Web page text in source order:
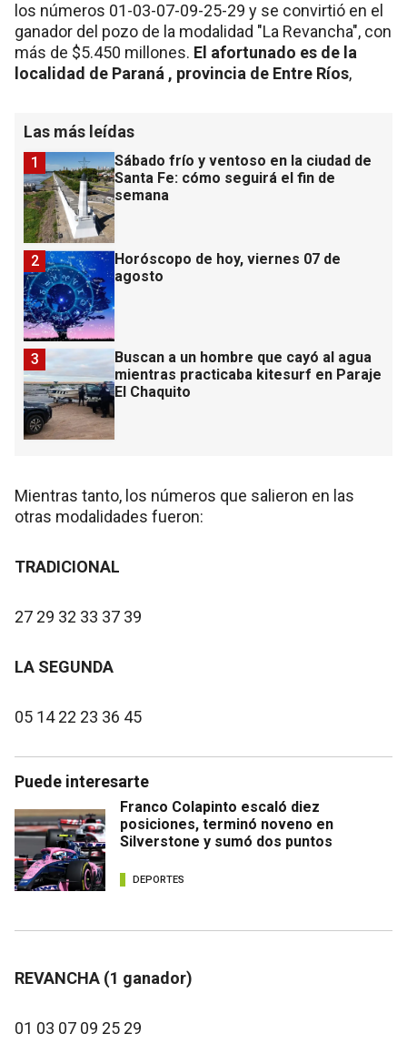
los números 01-03-07-09-25-29 y se convirtió en el
ganador del pozo de la modalidad "La Revancha", con
más de $5.450 millones. El afortunado es de la
localidad de Paraná , provincia de Entre Ríos,
Las más leídas
Sábado frío y ventoso en la ciudad de
Santa Fe: cómo seguirá el fin de
semana
1
Horóscopo de hoy, viernes 07 de
agosto
2
Buscan a un hombre que cayó al agua
mientras practicaba kitesurf en Paraje
El Chaquito
3
Mientras tanto, los números que salieron en las
otras modalidades fueron:
TRADICIONAL
27 29 32 33 37 39
LA SEGUNDA
05 14 22 23 36 45
Puede interesarte
Franco Colapinto escaló diez
posiciones, terminó noveno en
Silverstone y sumó dos puntos
DEPORTES
REVANCHA (1 ganador)
01 03 07 09 25 29